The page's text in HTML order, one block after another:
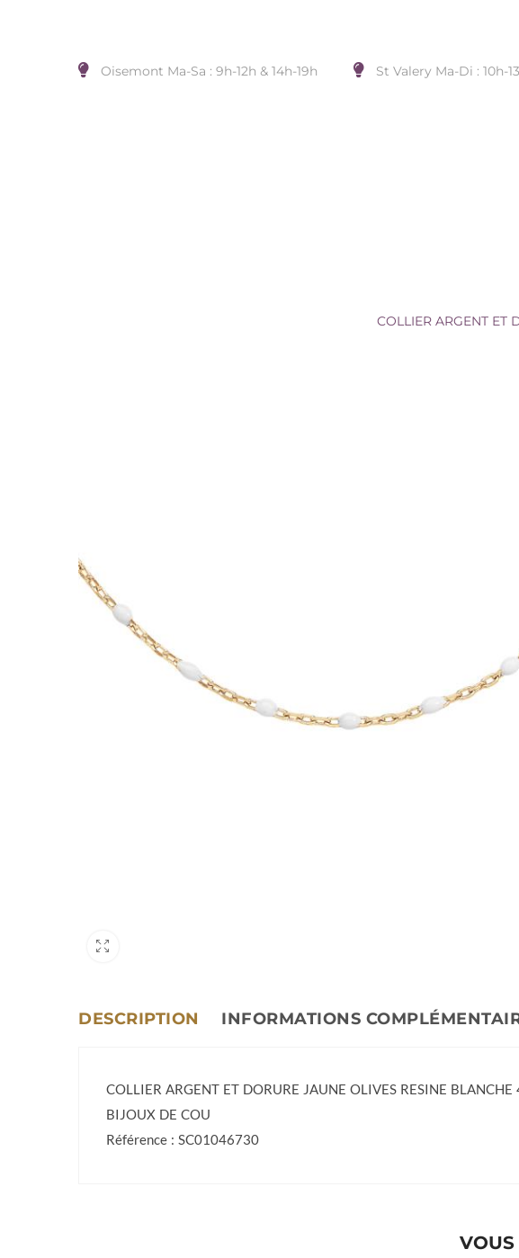
Oisemont Ma-Sa : 9h-12h & 14h-19h St Valery Ma-Di : 10h-
COLLIER ARGENT ET
DESCRIPTION INFORMATIONS
COLLIER ARGENT ET DORURE JAUNE OLIVES RESINE
BIJOUX DE COU
Référence : SC01046730